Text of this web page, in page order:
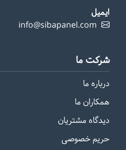
ایمیل
info@sibapanel.com
شرکت ما
درباره ما
همکاران ما
دیدگاه مشتریان
حریم خصوصی